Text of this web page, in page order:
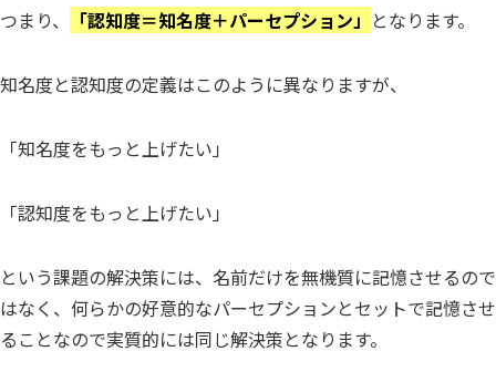
つまり、 「認知度＝知名度＋パーセプション」 となります。
知名度と認知度の定義はこのように異なりますが、
「知名度をもっと上げたい」
「認知度をもっと上げたい」
という課題の解決策には、名前だけを無機質に記憶させるので
はなく、何らかの好意的なパーセプションとセットで記憶させ
ることなので実質的には同じ解決策となります。